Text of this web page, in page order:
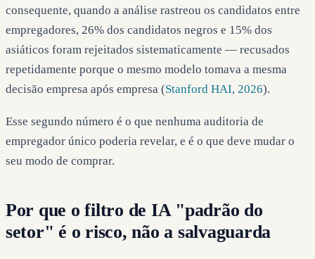
consequente, quando a análise rastreou os candidatos entre
empregadores, 26% dos candidatos negros e 15% dos
asiáticos foram rejeitados sistematicamente — recusados
repetidamente porque o mesmo modelo tomava a mesma
decisão empresa após empresa (Stanford HAI, 2026).
Esse segundo número é o que nenhuma auditoria de
empregador único poderia revelar, e é o que deve mudar o
seu modo de comprar.
Por que o filtro de IA "padrão do
setor" é o risco, não a salvaguarda